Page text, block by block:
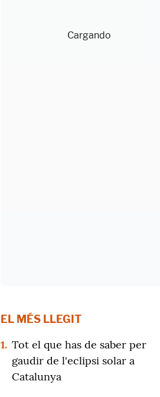
EL MÉS LLEGIT
1. Tot el que has de saber per
gaudir de l'eclipsi solar a
Catalunya